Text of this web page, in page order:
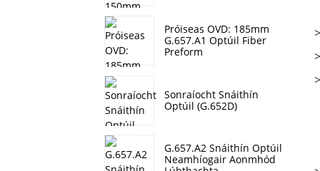
Próiseas OVD: 185mm
G.657.A1 Optúil Fiber
Preform
Sonraíocht Snáithín
Optúil (G.652D)
G.657.A2 Snáithín Optúil
Neamhíogair Aonmhód